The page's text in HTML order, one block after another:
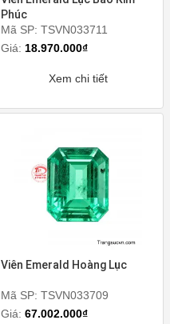
Phúc
Mã SP: TSVN033711
Giá: 18.970.000₫
Xem chi tiết
Viên Emerald Hoàng Lục
Mã SP: TSVN033709
Giá:67.002.000₫